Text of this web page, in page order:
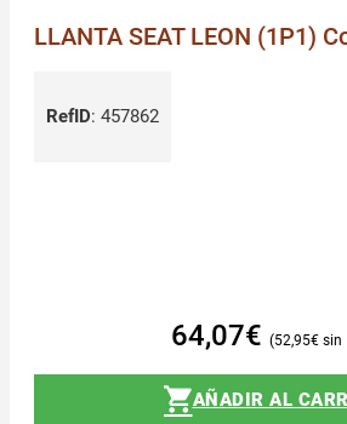
LLANTA SEAT LEON (1P1)
RefID: 457862
64,07€ 52,95€
AÑADIR AL